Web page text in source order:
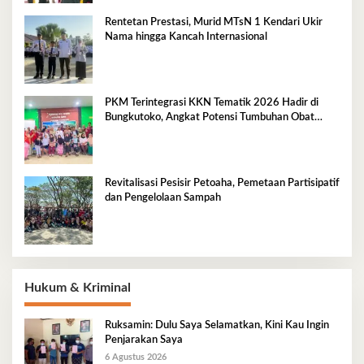
Rentetan Prestasi, Murid MTsN 1 Kendari Ukir
Nama hingga Kancah Internasional
PKM Terintegrasi KKN Tematik 2026 Hadir di
Bungkutoko, Angkat Potensi Tumbuhan Obat
Revitalisasi Pesisir Petoaha, Pemetaan Partisipatif
dan Pengelolaan Sampah
Hukum & Kriminal
Ruksamin: Dulu Saya Selamatkan, Kini Kau Ingin
Penjarakan Saya
6 Agustus 2026